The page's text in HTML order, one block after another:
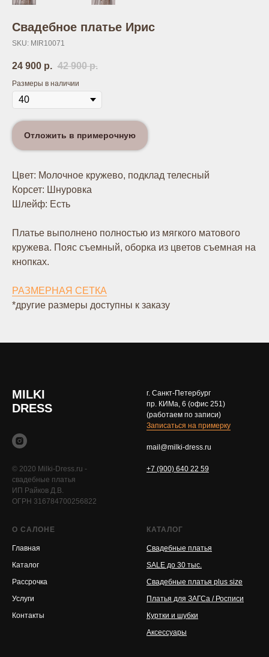
Свадебное платье Ирис
SKU: MIR10071
24 900 р. 42 900 р.
Размеры в наличии
Отложить в примерочную
Цвет: Молочное кружево, подклад телесный
Корсет: Шнуровка
Шлейф: Есть
Платье выполнено полностью из мягкого матового
кружева. Пояс съемный, оборка из цветов съемная на
кнопках.
РАЗМЕРНАЯ СЕТКА
*другие размеры доступны к заказу
MILKI
DRESS
© 2020 Milki-Dress.ru -
свадебные платья
ИП Райков Д.В.
ОГРН 316784700256822
г. Санкт-Петербург
пр. КИМа, 6 (офис 251)
(работаем по записи)
Записаться на примерку
mail@milki-dress.ru
+7 (900) 640 22 59
О САЛОНЕ
Главная
Каталог
Рассрочка
Услуги
Контакты
КАТАЛОГ
Свадебные платья
SALE до 30 тыс.
Свадебные платья plus size
Платья для ЗАГСа / Росписи
Куртки и шубки
Аксессуары